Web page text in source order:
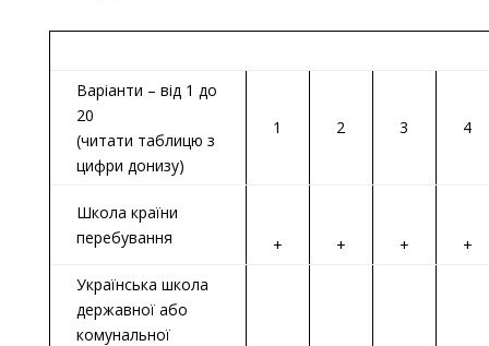
Варіанти – від 1 до
20
(читати таблицю з
цифри донизу)
1 2 3 4
Школа країни
перебування
+ + +
+
Українська школа
державної або
комунальної